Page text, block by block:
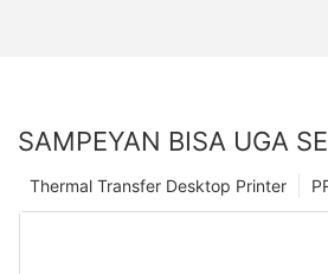
SAMPEYAN BISA UGA
Thermal Transfer Desktop Printer